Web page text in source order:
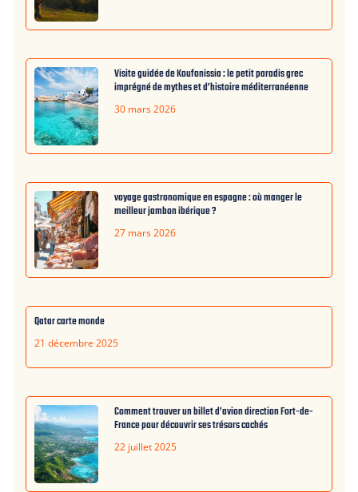
Visite guidée de Koufonissia : le petit paradis grec
imprégné de mythes et d’histoire méditerranéenne
30 mars 2026
voyage gastronomique en espagne : où manger le
meilleur jambon ibérique ?
27 mars 2026
Qatar carte monde
21 décembre 2025
Comment trouver un billet d’avion direction Fort-de-
France pour découvrir ses trésors cachés
22 juillet 2025